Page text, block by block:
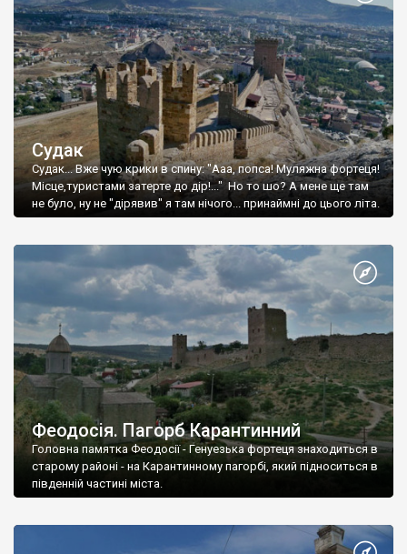
Судак
Судак... Вже чую крики в спину: "Ааа, попса! Муляжна фортеця!
Місце,туристами затерте до дір!..." Но то шо? А мене ще там
не було, ну не "дірявив" я там нічого... принаймні до цього літа.
Феодосія. Пагорб Карантинний
Головна памятка Феодосії - Генуезька фортеця знаходиться в
старому районі - на Карантинному пагорбі, який підноситься в
південній частині міста.